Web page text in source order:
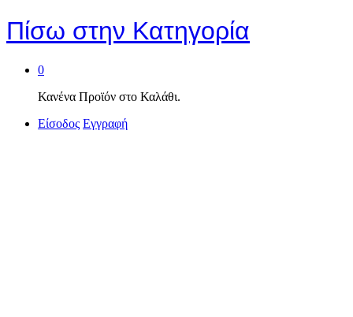
Πίσω στην Κατηγορία
0
Κανένα Προϊόν στο Καλάθι.
Είσοδος Εγγραφή